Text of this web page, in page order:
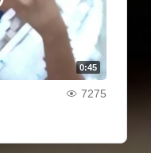
0:45
7275